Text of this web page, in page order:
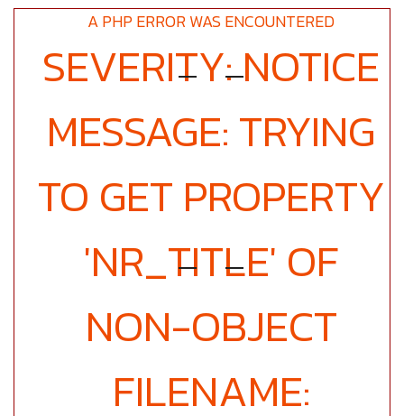
A PHP ERROR WAS ENCOUNTERED
SEVERITY: NOTICE
MESSAGE: TRYING
TO GET PROPERTY
'NR_TITLE' OF
NON-OBJECT
FILENAME: